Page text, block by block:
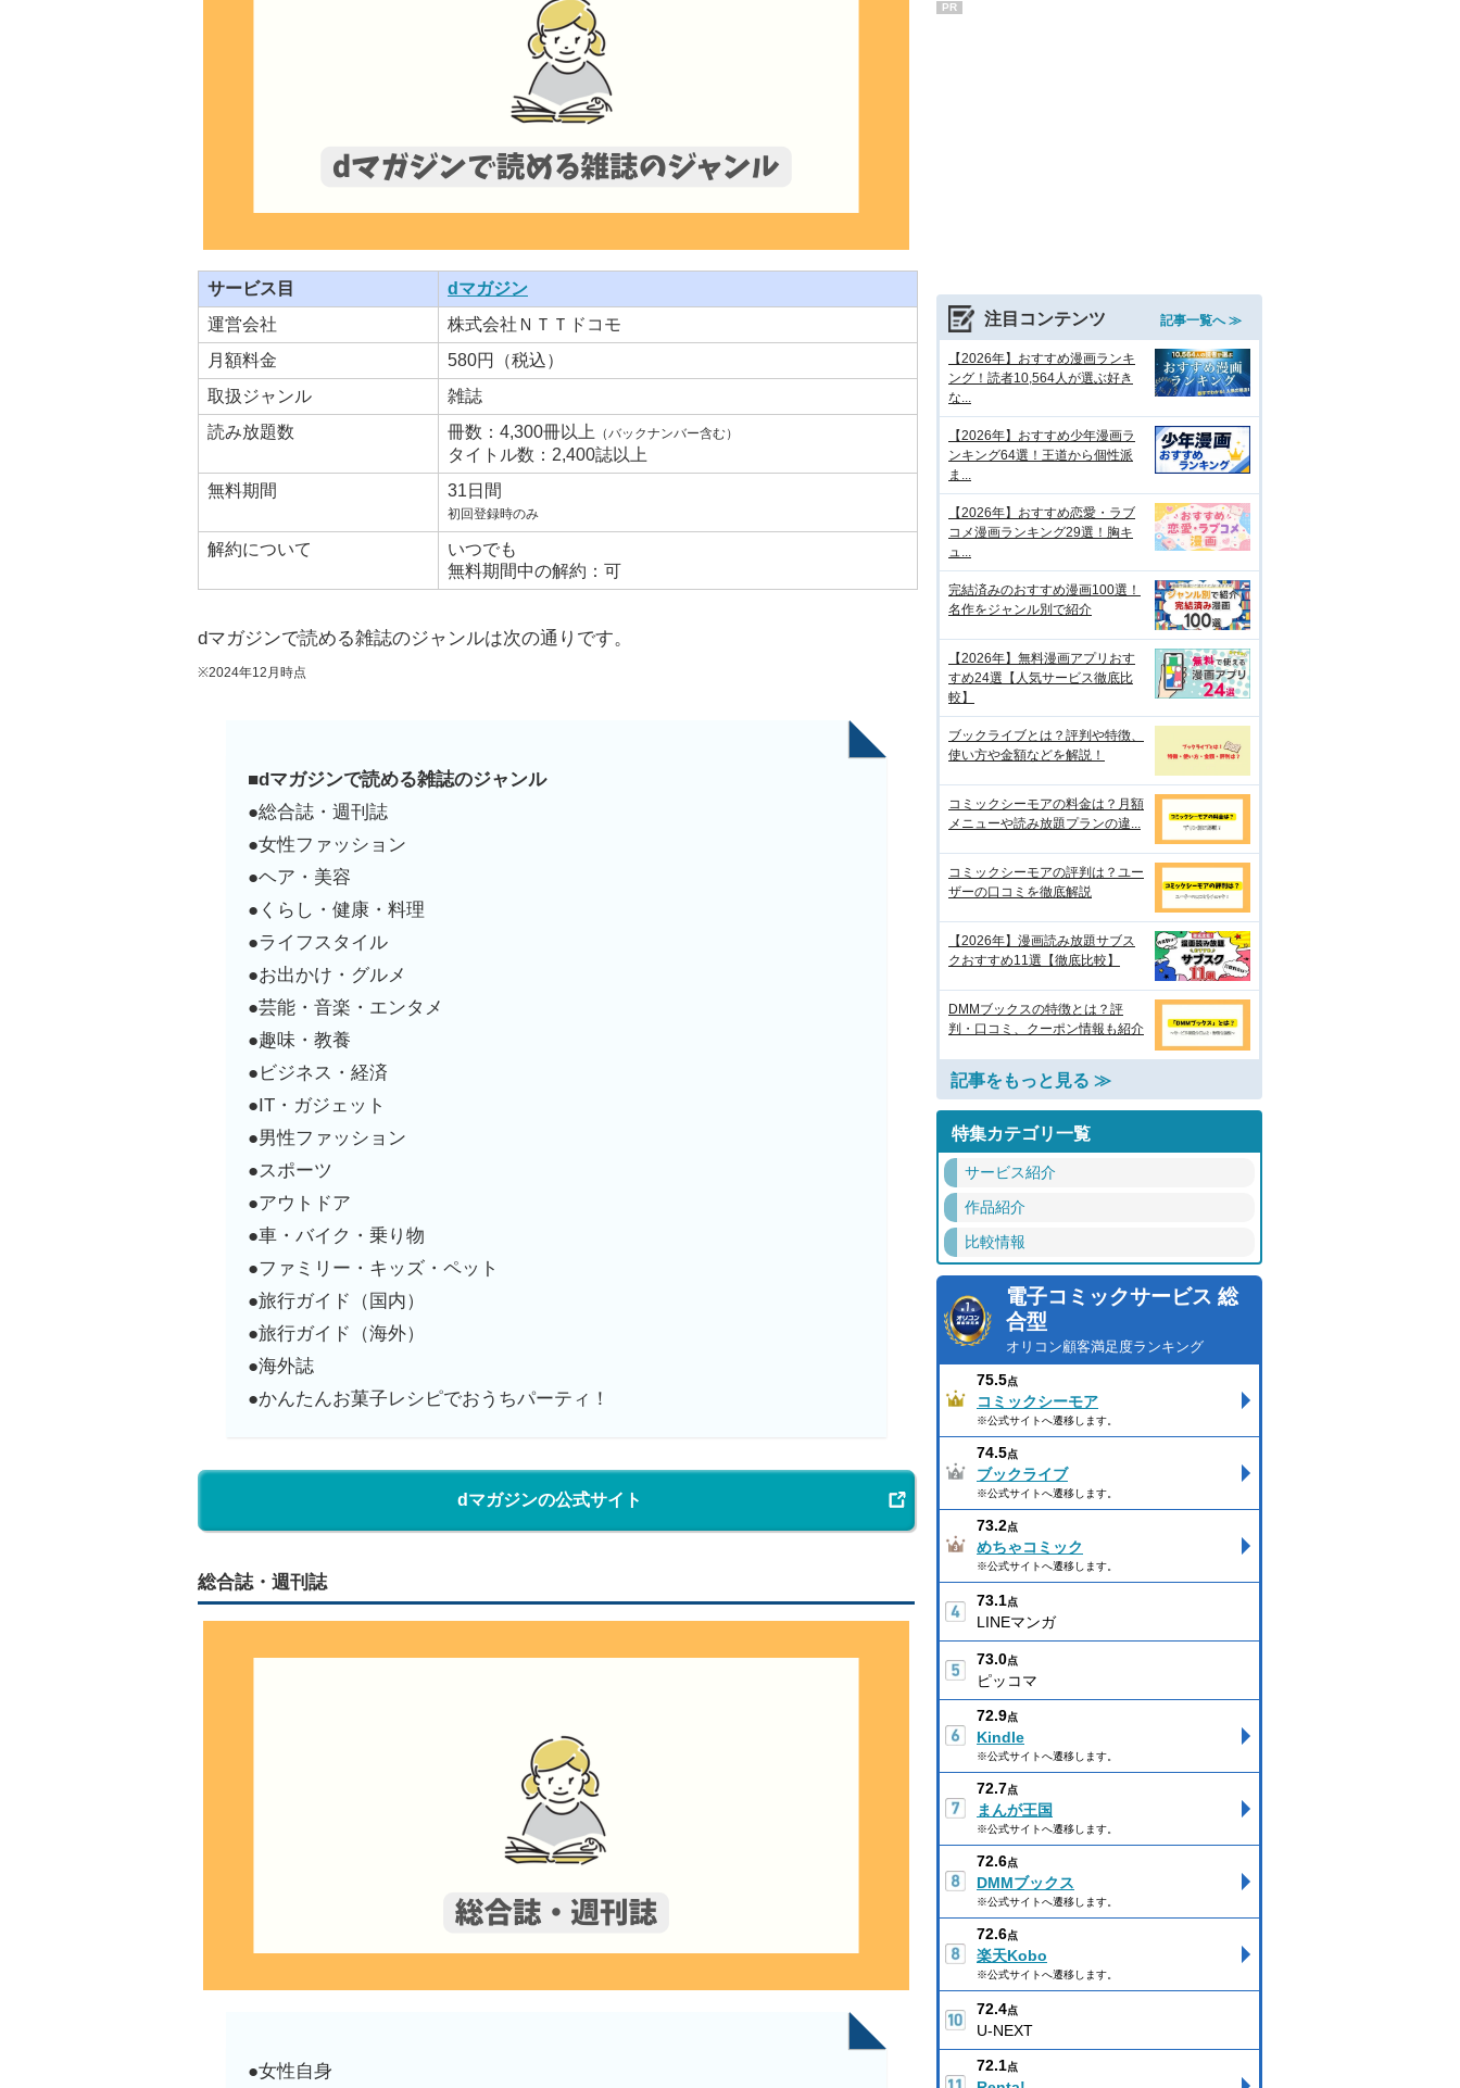
サービス目
dマガジン
運営会社
株式会社ＮＴＴドコモ
月額料金
580円（税込）
取扱ジャンル
雑誌
読み放題数
冊数：4,300冊以上 （バックナンバー含む）
タイトル数：2,400誌以上
無料期間
31日間
初回登録時のみ
解約について
いつでも
無料期間中の解約：可
dマガジンで読める雑誌のジャンルは次の通りです。
※2024年12月時点
■dマガジンで読める雑誌のジャンル
●総合誌・週刊誌
●女性ファッション
●ヘア・美容
●くらし・健康・料理
●ライフスタイル
●お出かけ・グルメ
●芸能・音楽・エンタメ
●趣味・教養
●ビジネス・経済
●IT・ガジェット
●男性ファッション
●スポーツ
●アウトドア
●車・バイク・乗り物
●ファミリー・キッズ・ペット
●旅行ガイド（国内）
●旅行ガイド（海外）
●海外誌
●かんたんお菓子レシピでおうちパーティ！
dマガジンの公式サイト
総合誌・週刊誌
●女性自身
PR
注目コンテンツ 記事一覧へ ≫
【2026年】おすすめ漫画ランキ
ング！読者10,564人が選ぶ好き
な...
【2026年】おすすめ少年漫画ラ
ンキング64選！王道から個性派
ま...
【2026年】おすすめ恋愛・ラブ
コメ漫画ランキング29選！胸キ
ュ...
完結済みのおすすめ漫画100選！
名作をジャンル別で紹介
【2026年】無料漫画アプリおす
すめ24選【人気サービス徹底比
較】
ブックライブとは？評判や特徴、
使い方や金額などを解説！
コミックシーモアの料金は？月額
メニューや読み放題プランの違...
コミックシーモアの評判は？ユー
ザーの口コミを徹底解説
【2026年】漫画読み放題サブス
クおすすめ11選【徹底比較】
DMMブックスの特徴とは？評
判・口コミ、クーポン情報も紹介
記事をもっと見る ≫
特集カテゴリ一覧
サービス紹介
作品紹介
比較情報
電子コミックサービス 総
合型
オリコン顧客満足度ランキング
75.5点
コミックシーモア
※公式サイトへ遷移します。
74.5点
ブックライブ
※公式サイトへ遷移します。
73.2点
めちゃコミック
※公式サイトへ遷移します。
73.1点
LINEマンガ
73.0点
ピッコマ
72.9点
Kindle
※公式サイトへ遷移します。
72.7点
まんが王国
※公式サイトへ遷移します。
72.6点
DMMブックス
※公式サイトへ遷移します。
72.6点
楽天Kobo
※公式サイトへ遷移します。
72.4点
U-NEXT
72.1点